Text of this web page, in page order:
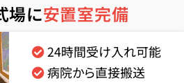
場に安置室完備
24時間受け入れ可能
病院から直接搬送